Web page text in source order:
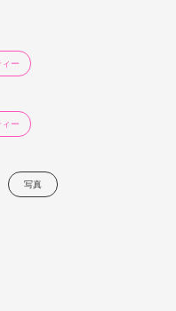
ィー
ィー
写真